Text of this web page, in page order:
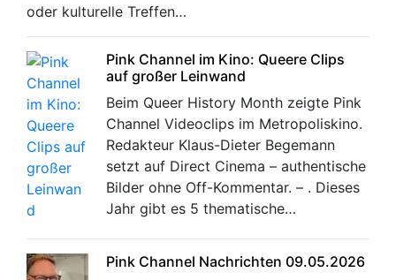
oder kulturelle Treffen…
Pink Channel im Kino: Queere Clips
auf großer Leinwand
Beim Queer History Month zeigte Pink
Channel Videoclips im Metropoliskino.
Redakteur Klaus-Dieter Begemann
setzt auf Direct Cinema – authentische
Bilder ohne Off-Kommentar. – . Dieses
Jahr gibt es 5 thematische…
Pink Channel Nachrichten 09.05.2026